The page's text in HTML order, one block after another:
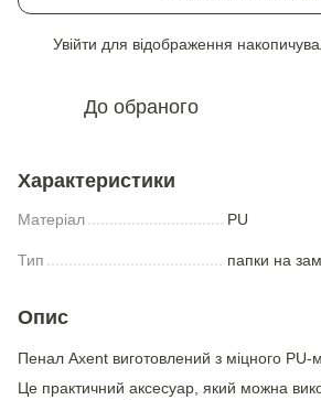
Увійти для відображення
До обраного
Характеристики
Матеріал PU
Тип папки на
Опис
Пенал Axent виготовлений з міцного PU-
Це практичний аксесуар, який можна